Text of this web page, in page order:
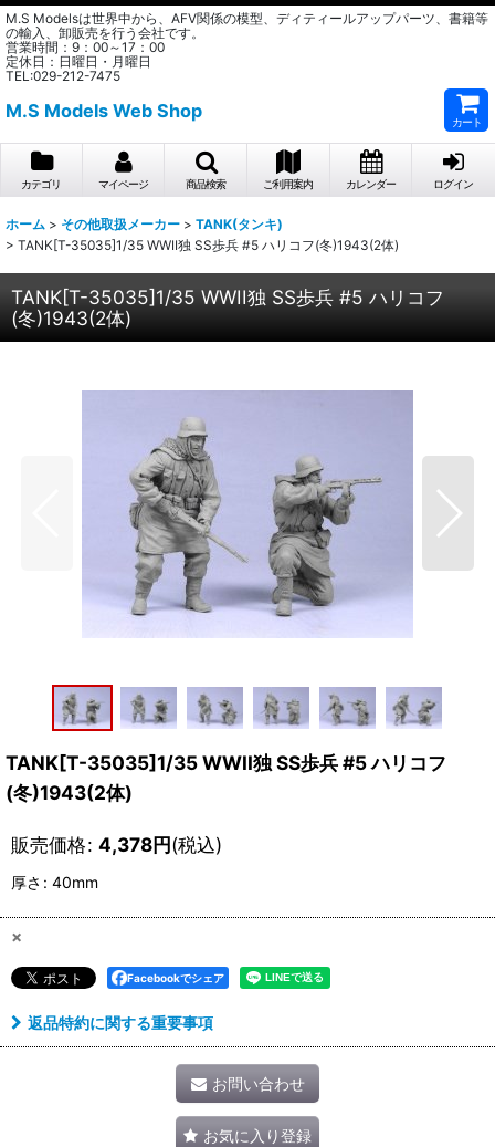
M.S Modelsは世界中から、AFV関係の模型、ディティールアップパーツ、書籍等
の輸入、卸販売を行う会社です。
営業時間：9：00～17：00
定休日：日曜日・月曜日
TEL:029-212-7475
M.S Models Web Shop
カート
カテゴリ マイページ 商品検索 ご利用案内 カレンダー ログイン
ホーム > その他取扱メーカー > TANK(タンキ)
> TANK[T-35035]1/35 WWII独 SS歩兵 #5 ハリコフ(冬)1943(2体)
TANK[T-35035]1/35 WWII独 SS歩兵 #5 ハリコフ
(冬)1943(2体)
TANK[T-35035]1/35 WWII独 SS歩兵 #5 ハリコフ
(冬)1943(2体)
販売価格: 4,378円(税込)
厚さ : 40mm
×
Facebookでシェア
返品特約に関する重要事項
お問い合わせ
お気に入り登録